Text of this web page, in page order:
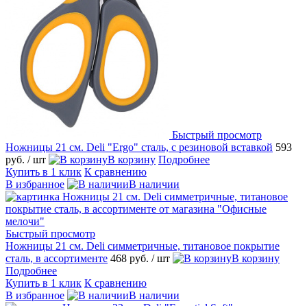
Быстрый просмотр
Ножницы 21 см. Deli "Ergo" сталь, с резиновой вставкой 593
руб. / шт В корзину Подробнее
Купить в 1 клик К сравнению
В избранное
В наличии
Быстрый просмотр
Ножницы 21 см. Deli симметричные, титановое покрытие
сталь, в ассортименте 468 руб. / шт
В корзину
Подробнее
Купить в 1 клик К сравнению
В избранное
В наличии